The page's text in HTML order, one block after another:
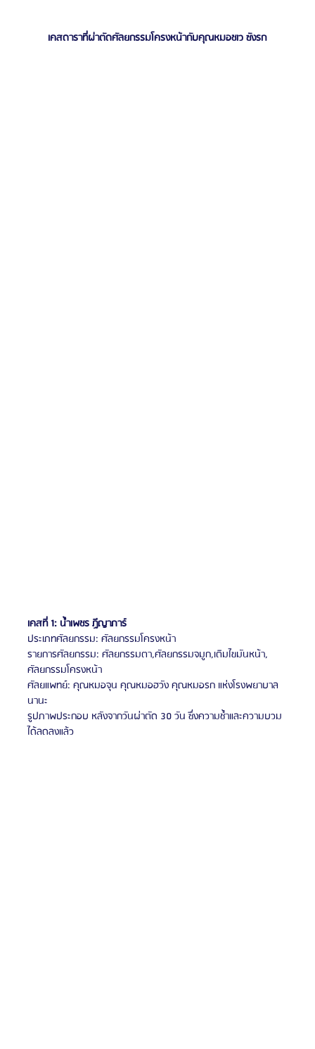
เคสดาราที่ผ่าตัดศัลยกรรมโครงหน้ากับคุณหมอชเว ซังรก
เคสที่ 1: น้ำเพชร ฏีญาภาร์
ประเภทศัลยกรรม: ศัลยกรรมโครงหน้า
รายการศัลยกรรม: ศัลยกรรมตา,ศัลยกรรมจมูก,เติมไขมันหน้า,
ศัลยกรรมโครงหน้า
ศัลยแพทย์: คุณหมอจุน คุณหมอฮวัง คุณหมอรก แห่งโรงพยาบาล
นานะ
รูปภาพประกอบ หลังจากวันผ่าตัด 30 วัน ซึ่งความช้ำและความบวม
ได้ลดลงแล้ว